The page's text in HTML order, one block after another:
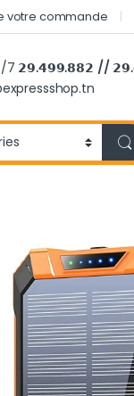
votre commande
7 𝟮𝟵.𝟰𝟵𝟵.𝟴𝟴𝟮 //